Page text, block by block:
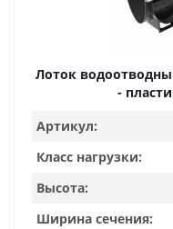
Лоток
-
Артикул:
Класс нагрузки:
Высота:
Ширина сечения: